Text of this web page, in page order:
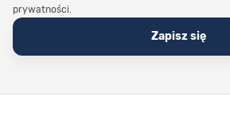
prywatności.
Zapisz się